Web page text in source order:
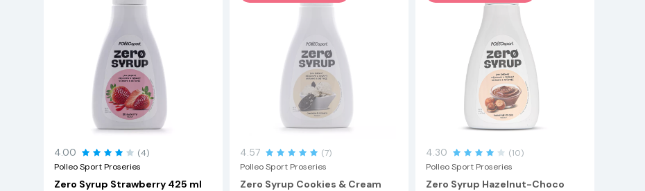
4.00
(4)
Polleo Sport Proseries
Zero Syrup Strawberry 425 ml
4.57
(7)
Polleo Sport Proseries
Zero Syrup Cookies & Cream
4.30
(10)
Polleo Sport Proseries
Zero Syrup Hazelnut-Choco